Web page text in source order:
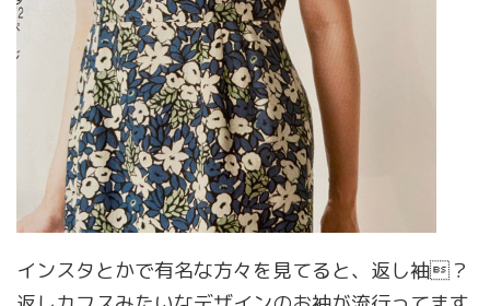
インスタとかで有名な方々を見てると、返し袖？